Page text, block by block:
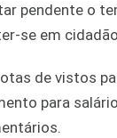
pendente o
se em
de vistos
para